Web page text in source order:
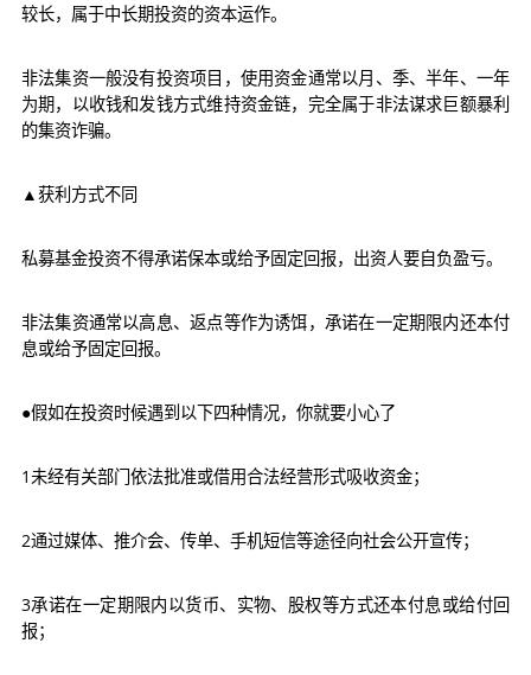
较长，属于中长期投资的资本运作。
非法集资一般没有投资项目，使用资金通常以月、季、半年、一年
为期，以收钱和发钱方式维持资金链，完全属于非法谋求巨额暴利
的集资诈骗。
▲获利方式不同
私募基金投资不得承诺保本或给予固定回报，出资人要自负盈亏。
非法集资通常以高息、返点等作为诱饵，承诺在一定期限内还本付
息或给予固定回报。
●假如在投资时候遇到以下四种情况，你就要小心了
1未经有关部门依法批准或借用合法经营形式吸收资金；
2通过媒体、推介会、传单、手机短信等途径向社会公开宣传；
3承诺在一定期限内以货币、实物、股权等方式还本付息或给付回
报；